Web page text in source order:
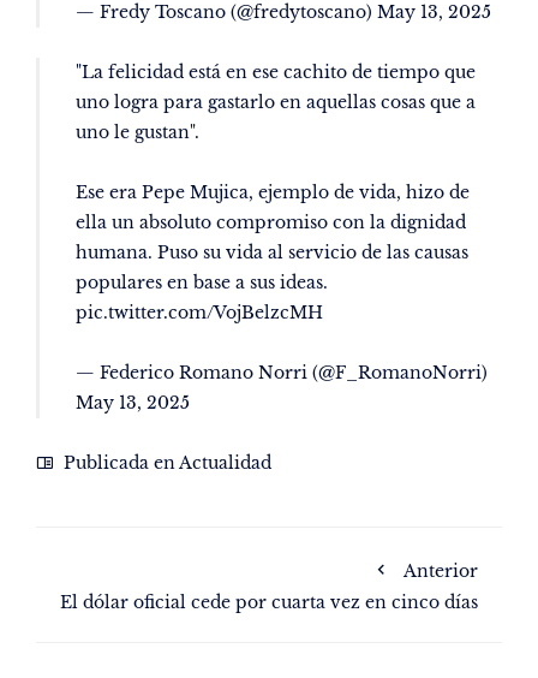
— Fredy Toscano (@fredytoscano) May 13, 2025
"La felicidad está en ese cachito de tiempo que
uno logra para gastarlo en aquellas cosas que a
uno le gustan".
Ese era Pepe Mujica, ejemplo de vida, hizo de
ella un absoluto compromiso con la dignidad
humana. Puso su vida al servicio de las causas
populares en base a sus ideas.
pic.twitter.com/VojBelzcMH
— Federico Romano Norri (@F_RomanoNorri)
May 13, 2025
Publicada enActualidad
Anterior
El dólar oficial cede por cuarta vez en cinco días